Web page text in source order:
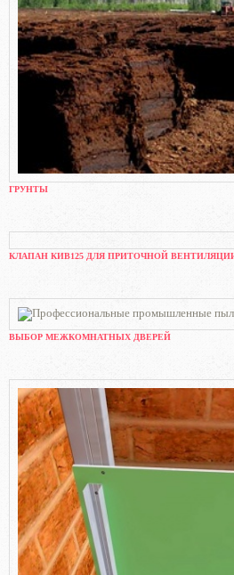
ГРУНТЫ
КЛАПАН КИВ125 ДЛЯ ПРИТОЧНОЙ
ВЫБОР МЕЖКОМНАТНЫХ ДВЕРЕЙ